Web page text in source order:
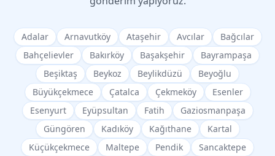
Adalar Arnavutköy Ataşehir Avcılar
Bağcılar
Bahçelievler
Bakırköy Başakşehir
Bayrampaşa
Beşiktaş
Beykoz Beylikdüzü
Beyoğlu
Büyükçekmece
Çatalca Çekmeköy
Esenler
Esenyurt
Eyüpsultan Fatih
Gaziosmanpaşa
Güngören
Kadıköy Kağıthane
Kartal
Küçükçekmece
Maltepe Pendik
Sancaktepe